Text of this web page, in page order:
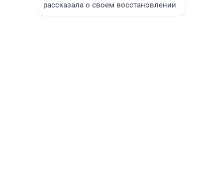
рассказала о своем восстановлении